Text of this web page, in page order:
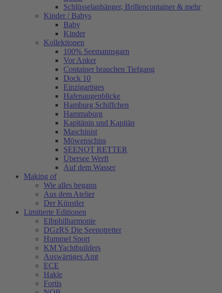
Schlüsselanhänger, Brillencontainer & mehr
Kinder / Babys
Baby
Kinder
Kollektionen
100% Seemannsgarn
Vor Anker
Container brauchen Tiefgang
Dock 10
Einzigartiges
Hafenaugen­blicke
Hamburg Schiffchen
Hammaburg
Kapitänin und Kapitän
Maschinist
Möwenschiss
SEENOT RETTER
Übersee Werft
Auf dem Wasser
Making of
Wie alles begann
Aus dem Atelier
Der Künstler
Limitierte Editionen
Elbphilharmonie
DGzRS Die Seenotretter
Hummel Sport
KM Yachtbuilders
Auswärtiges Amt
ECE
Hakle
Fortis